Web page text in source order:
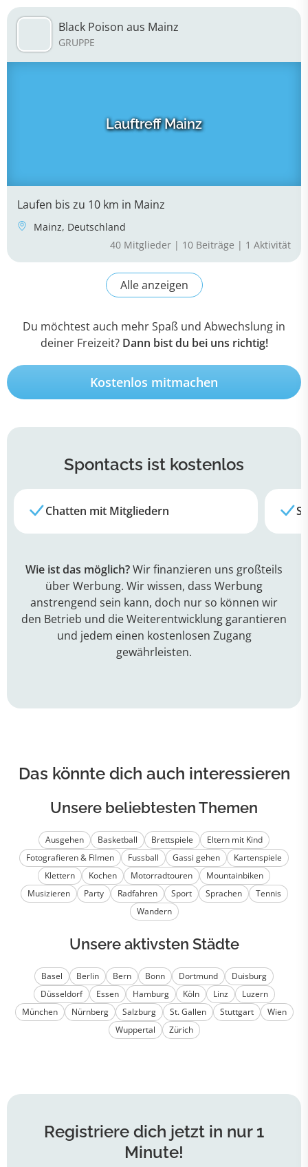
Du möchtest auch mehr Spaß und Abwechslung in
deiner Freizeit? Dann bist du bei uns richtig!
Kostenlos mitmachen
Spontacts ist kostenlos
Chatten mit Mitgliedern
Wie ist das möglich?Wir finanzieren uns großteils
über Werbung. Wir wissen, dass Werbung
anstrengend sein kann, doch nur so können wir
den Betrieb und die Weiterentwicklung garantieren
und jedem einen kostenlosen Zugang
gewährleisten.
Das könnte dich auch interessieren
Unsere beliebtesten Themen
Ausgehen Basketball Brettspiele
Eltern mit Kind
Fotografieren & Filmen
Fussball Gassi gehen
Kartenspiele
Klettern
Kochen Motorradtouren
Mountainbiken
Musizieren
Party Radfahren Sport Sprachen
Tennis
Wandern
Unsere aktivsten Städte
Basel Berlin Bern Bonn Dortmund
Duisburg
Düsseldorf
Essen Hamburg Köln Linz
Luzern
München
Nürnberg Salzburg St. Gallen Stuttgart
Wien
Wuppertal
Zürich
Registriere dich jetzt in nur 1
Minute!